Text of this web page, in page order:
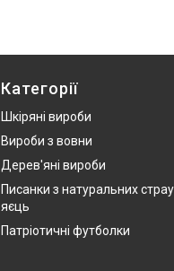
Категорії
Шкіряні вироби
Вироби з вовни
Дерев'яні вироби
Писанки з натуральних
яєць
Патріотичні футболки